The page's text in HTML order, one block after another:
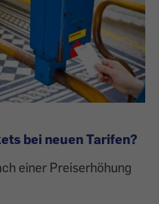
bei neuen Tarifen?
einer Preiserhöhung